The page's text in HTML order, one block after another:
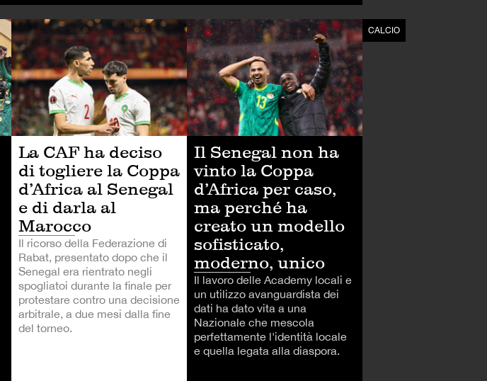
CALCIO CALCIO
La CAF ha deciso
di togliere la Coppa
d’Africa al Senegal
e di darla al
Marocco
Il ricorso della Federazione di
Rabat, presentato dopo che il
Senegal era rientrato negli
spogliatoi durante la finale per
protestare contro una decisione
arbitrale, a due mesi dalla fine
del torneo.
CALCIO
Il Senegal non ha
vinto la Coppa
d’Africa per caso,
ma perché ha
creato un modello
sofisticato,
moderno, unico
Il lavoro delle Academy locali e
un utilizzo avanguardista dei
dati ha dato vita a una
Nazionale che mescola
perfettamente l'identità locale
e quella legata alla diaspora.